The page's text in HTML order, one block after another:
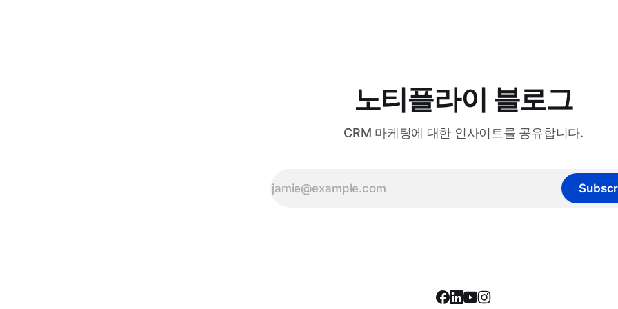
노티플라이 블로그
CRM 마케팅에 대한 인사이트를 공유합니다.